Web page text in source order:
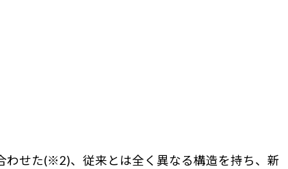
せた(※2)、従来とは全く異なる構造を持ち、新